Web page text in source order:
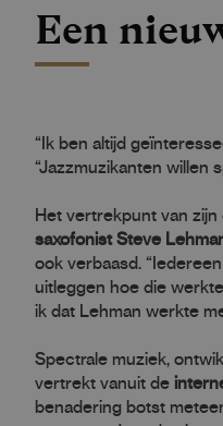
Een
“Ik ben altijd
“Jazzmuzikanten willen
Het vertrekpunt van
saxofonist Steve
ook verbaasd.
uitleggen hoe die
ik dat Lehman werkte
Spectrale muziek,
vertrekt vanuit de
benadering botst